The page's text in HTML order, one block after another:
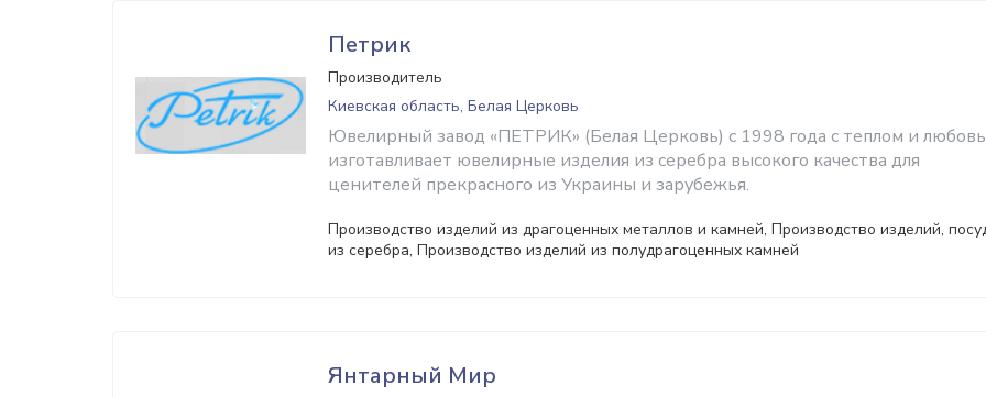
Петрик
Производитель
Киевская область, Белая Церковь
Ювелирный завод «ПЕТРИК» (Белая Церковь) с 1998 года с теплом и
изготавливает ювелирные изделия из серебра высокого качества для
ценителей прекрасного из Украины и зарубежья.
Производство изделий из драгоценных металлов и камней, Производство изделий,
из серебра, Производство изделий из полудрагоценных камней
Янтарный Мир